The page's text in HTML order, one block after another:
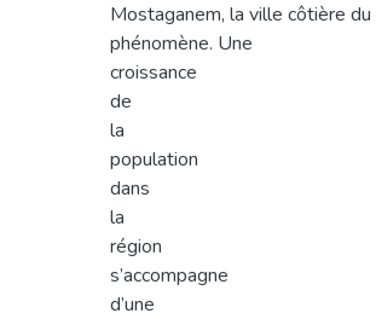
Mostaganem, la ville côtière
phénomène. Une
croissance
de
la
population
dans
la
région
s’accompagne
d’une